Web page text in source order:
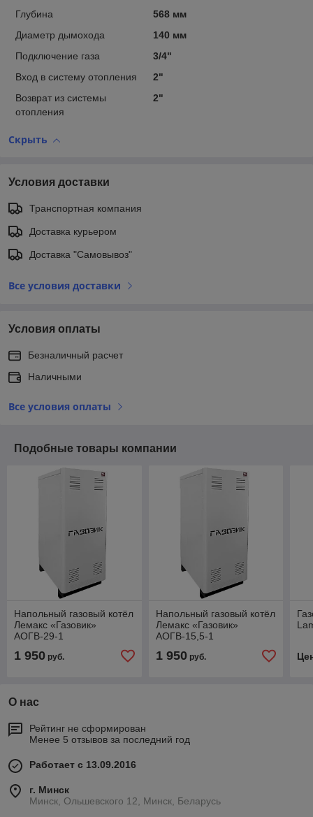
Глубина
568 мм
Диаметр дымохода
140 мм
Подключение газа
3/4"
Вход в систему отопления
2"
Возврат из системы
отопления
2"
Скрыть
Условия доставки
Транспортная компания
Доставка курьером
Доставка "Самовывоз"
Все условия доставки
Условия оплаты
Безналичный расчет
Наличными
Все условия оплаты
Подобные товары компании
Напольный газовый котёл
Лемакс «Газовик»
АОГВ-29-1
1 950 руб.
Напольный газовый котёл
Лемакс «Газовик»
АОГВ-15,5-1
1 950руб.
О нас
Рейтинг не сформирован
Менее 5 отзывов за последний год
Работает с 13.09.2016
г. Минск
Минск, Ольшевского 12, Минск, Беларусь